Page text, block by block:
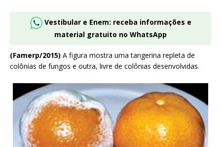
Vestibular e Enem: receba informações e
material gratuito no WhatsApp
(Famerp/2015) A figura mostra uma tangerina repleta de
colônias de fungos e outra, livre de colônias desenvolvidas.